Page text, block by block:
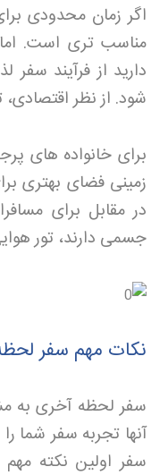
اگر زمان محدودی
مناسب تری است.
دارید از فرآیند سفر
شود. از نظر
برای خانواده های
زمینی فضای بهتری
در مقابل برای
جسمی دارند، تور
نکات مهم سفر
سفر لحظه آخری به
آنها تجربه سفر شما
سفر اولین نکته